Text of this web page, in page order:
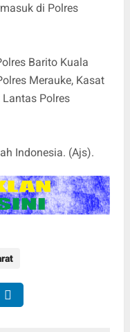
di Polres
Barito Kuala
Merauke, Kasat
Polres
Indonesia. (Ajs).